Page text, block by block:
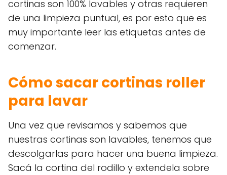
cortinas son 100% lavables y otras requieren
de una limpieza puntual, es por esto que es
muy importante leer las etiquetas antes de
comenzar.
Cómo sacar cortinas roller
para lavar
Una vez que revisamos y sabemos que
nuestras cortinas son lavables, tenemos que
descolgarlas para hacer una buena limpieza.
Sacá la cortina del rodillo y extendela sobre